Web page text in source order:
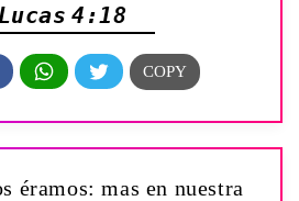
4:18
éramos: mas en nuestra